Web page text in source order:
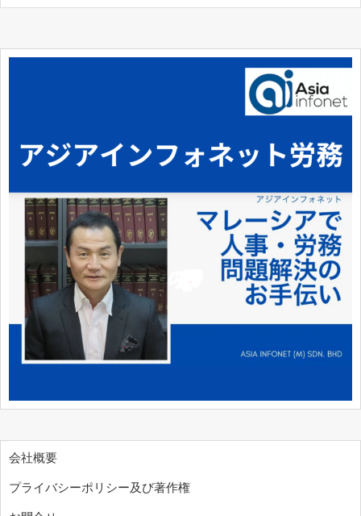
会社概要
プライバシーポリシー及び著作権